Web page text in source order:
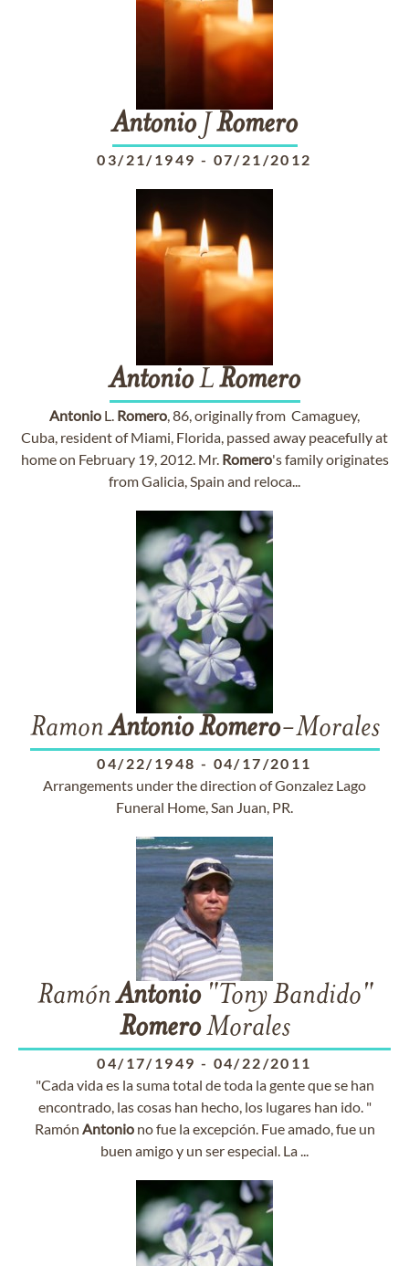
AntonioJ Romero
03/21/1949 - 07/21/2012
AntonioLRomero
Antonio L. Romero, 86, originally from Camaguey,
Cuba, resident of Miami, Florida, passed away peacefully at
home on February 19, 2012. Mr. Romero's family originates
from Galicia, Spain and reloca...
RamonAntonio Romero-Morales
04/22/1948 - 04/17/2011
Arrangements under the direction of Gonzalez Lago
Funeral Home, San Juan, PR.
RamónAntonio"Tony Bandido"
RomeroMorales
04/17/1949 - 04/22/2011
"Cada vida es la suma total de toda la gente que se han
encontrado, las cosas han hecho, los lugares han ido. "
Ramón Antoniono fue la excepción. Fue amado, fue un
buen amigo y un ser especial. La ...